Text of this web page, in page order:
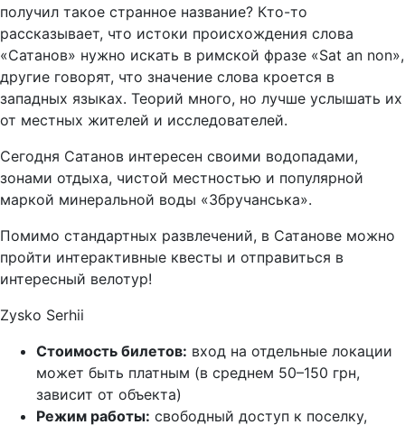
получил такое странное название? Кто-то
рассказывает, что истоки происхождения слова
«Сатанов» нужно искать в римской фразе «Sat an non»,
другие говорят, что значение слова кроется в
западных языках. Теорий много, но лучше услышать их
от местных жителей и исследователей.
Сегодня Сатанов интересен своими водопадами,
зонами отдыха, чистой местностью и популярной
маркой минеральной воды «Збручанська».
Помимо стандартных развлечений, в Сатанове можно
пройти интерактивные квесты и отправиться в
интересный велотур!
Zysko Serhii
Стоимость билетов: вход на отдельные локации
может быть платным (в среднем 50–150 грн,
зависит от объекта)
Режим работы: свободный доступ к поселку,